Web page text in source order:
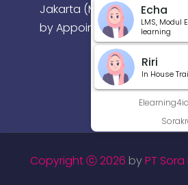
Jakarta (Meeting
by Appointment)
Copyright ⓒ 2026 byPT
Echa
LMS, Modul
learning
Riri
In House